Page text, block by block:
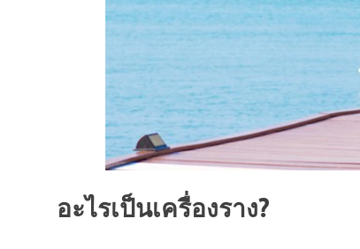
อะไรเป็นเครื่องราง?